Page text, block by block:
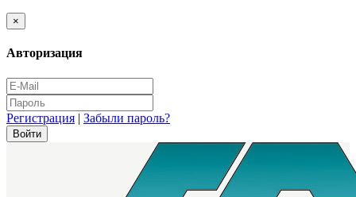
×
Авторизация
Регистрация | Забыли пароль?